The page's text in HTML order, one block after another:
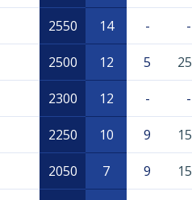
2550 14 - -
2500 12 5
2300 12 - -
2250 10 9
2050 7 9